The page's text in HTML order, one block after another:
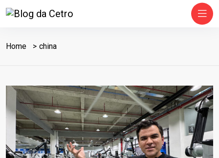
Home china